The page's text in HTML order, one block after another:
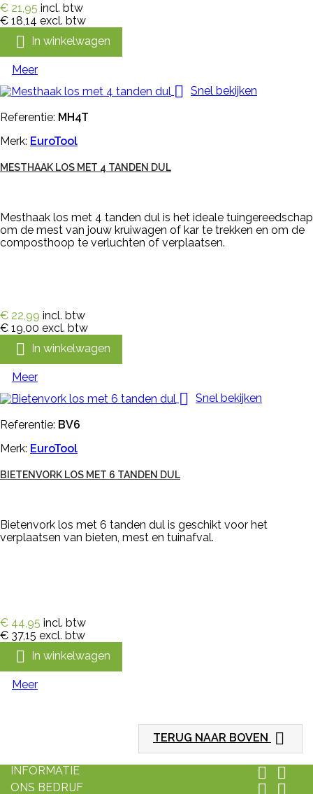
€ 21,95 incl. btw
€ 18,14 excl. btw
 In winkelwagen
Meer
 Snel bekijken
Referentie: MH4T
Merk: EuroTool
MESTHAAK LOS MET 4 TANDEN DUL
Mesthaak los met 4 tanden dul is het ideale tuingereedschap
om de mest van jouw kruiwagen of kar te trekken en om de
composthoop te verluchten of verplaatsen.
€ 22,99 incl. btw
€ 19,00 excl. btw
 In winkelwagen
Meer
 Snel bekijken
Referentie: BV6
Merk: EuroTool
BIETENVORK LOS MET 6 TANDEN DUL
Bietenvork los met 6 tanden dul is geschikt voor het
verplaatsen van bieten, mest en tuinafval.
€ 44,95 incl. btw
€ 37,15 excl. btw
 In winkelwagen
Meer
TERUG NAAR BOVEN 
INFORMATIE  
ONS BEDRIJF  